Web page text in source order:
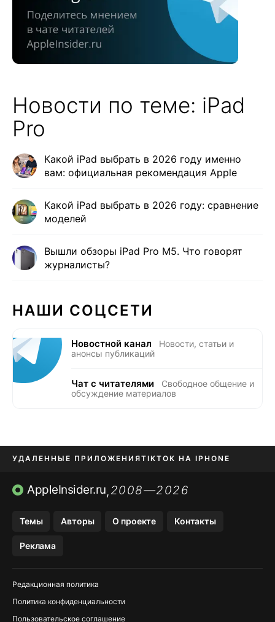
Новости по теме: iPad
Pro
Какой iPad выбрать в 2026 году именно
вам: официальная рекомендация Apple
Какой iPad выбрать в 2026 году: сравнение
моделей
Вышли обзоры iPad Pro M5. Что говорят
журналисты?
НАШИ СОЦСЕТИ
Новостной канал
Новости, статьи и
анонсы публикаций
Чат с читателями
Свободное общение и
обсуждение материалов
УДАЛЕННЫЕ ПРИЛОЖЕНИЯTIKTOK НА IPHONE
ПРИЛОЖЕНИЯ БЕЗ APP STORE
AppleInsider.ru,2008—2026
Темы Авторы О проекте Контакты
Реклама
Редакционная политика
Политика конфиденциальности
Пользовательское соглашение